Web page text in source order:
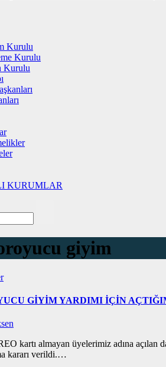
Kurulu
Kurulu
Kurulu
KURUMLAR
giyim
GİYİM YARDIMI İÇİN
kartı almayan üyelerimiz adına
kararı verildi.…